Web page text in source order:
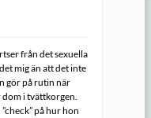
från det sexuella
mig än att det inte
gör på rutin när
dom i tvättkorgen.
på hur hon